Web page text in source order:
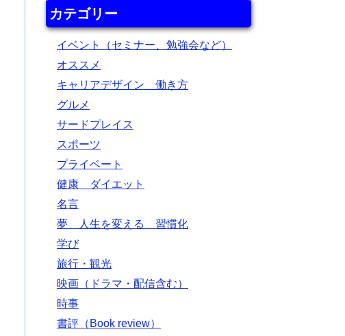
カテゴリー
イベント（セミナー、勉強会など）
オススメ
キャリアデザイン 働き方
グルメ
サードプレイス
スポーツ
プライベート
健康 ダイエット
名言
夢 人生を変える 習慣化
学び
旅行・観光
映画（ドラマ・配信含む）
時事
書評（Book review）